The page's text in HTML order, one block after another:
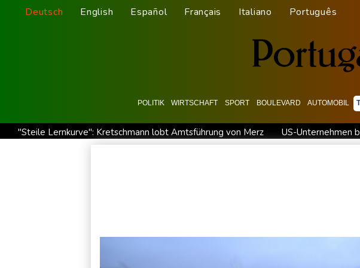
Deutsch English Español Français Italiano Português
POLITIK WIRTSCHAFT SPORT BOULEVARD AUTOMOBIL
"Steile Lernkurve": Kretschmann lobt Amtsführung von Merz
US-Unternehmen
Nationaler